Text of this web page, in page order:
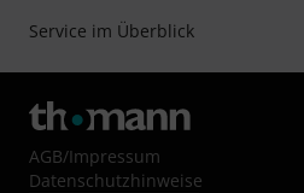
Service im Überblick
AGB/Impressum
Datenschutzhinweise